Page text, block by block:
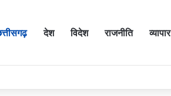
देश विदेश राजनीति व्यापार